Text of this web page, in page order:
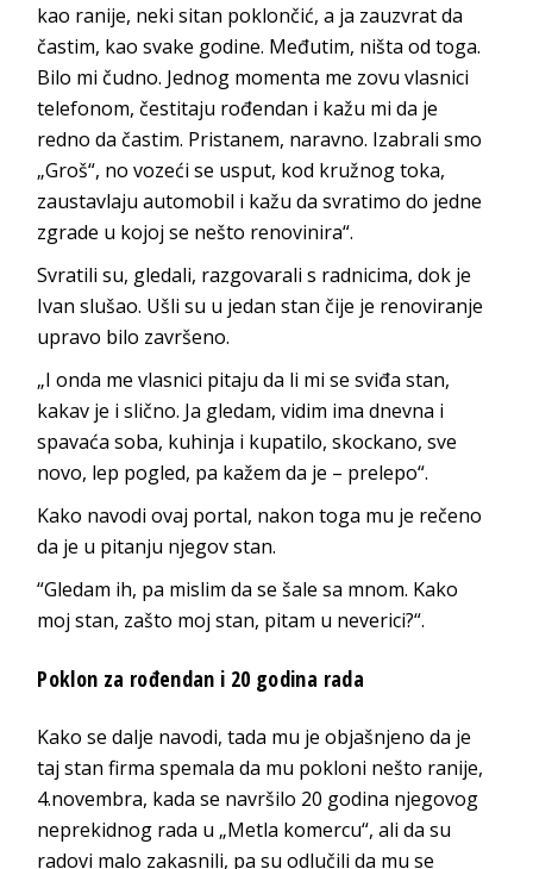
kao ranije, neki sitan poklončić, a ja zauzvrat da
častim, kao svake godine. Međutim, ništa od toga.
Bilo mi čudno. Jednog momenta me zovu vlasnici
telefonom, čestitaju rođendan i kažu mi da je
redno da častim. Pristanem, naravno. Izabrali smo
„Groš“, no vozeći se usput, kod kružnog toka,
zaustavlaju automobil i kažu da svratimo do jedne
zgrade u kojoj se nešto renovinira“.
Svratili su, gledali, razgovarali s radnicima, dok je
Ivan slušao. Ušli su u jedan stan čije je renoviranje
upravo bilo završeno.
„I onda me vlasnici pitaju da li mi se sviđa stan,
kakav je i slično. Ja gledam, vidim ima dnevna i
spavaća soba, kuhinja i kupatilo, skockano, sve
novo, lep pogled, pa kažem da je – prelepo“.
Kako navodi ovaj portal, nakon toga mu je rečeno
da je u pitanju njegov stan.
“Gledam ih, pa mislim da se šale sa mnom. Kako
moj stan, zašto moj stan, pitam u neverici?“.
Poklon za rođendan i 20 godina rada
Kako se dalje navodi, tada mu je objašnjeno da je
taj stan firma spemala da mu pokloni nešto ranije,
4.novembra, kada se navršilo 20 godina njegovog
neprekidnog rada u „Metla komercu“, ali da su
radovi malo zakasnili, pa su odlučili da mu se